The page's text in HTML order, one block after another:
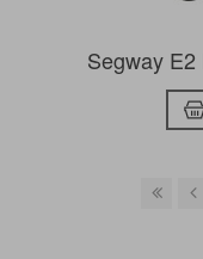
Segway